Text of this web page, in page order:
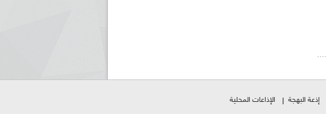
إذعة البهجة
الإذاعات المحلية